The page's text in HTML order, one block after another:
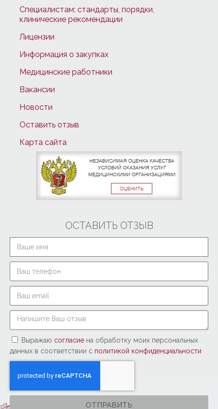
Специалистам: стандарты, порядки,
клинические рекомендации
Лицензии
Информация о закупках
Медицинские работники
Вакансии
Новости
Оставить отзыв
Карта сайта
ОСТАВИТЬ ОТЗЫВ
Выражаю согласие на обработку моих персональных
данных в соответствии с политикой конфиденциальности
ОТПРАВИТЬ